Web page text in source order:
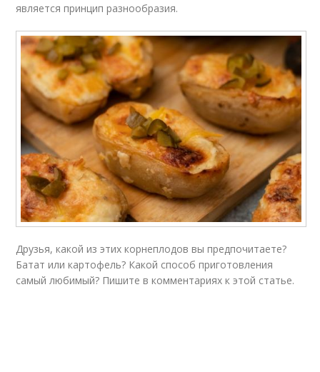
является принцип разнообразия.
Друзья, какой из этих корнеплодов вы предпочитаете?
Батат или картофель? Какой способ приготовления
самый любимый? Пишите в комментариях к этой статье.